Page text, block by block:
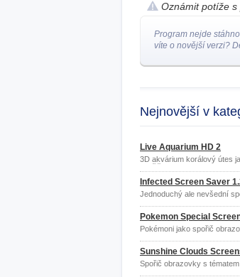
Oznámit potíže s
Program nejde
víte o novější verzi?
Nejnovější v
Live Aquarium HD 2
3D akvárium korálový útes
spořič obrazovky
Infected Screen Saver
Jednoduchý ale nevšední
Pokemon Special
Pokémoni jako spořič
Sunshine Clouds
Spořič obrazovky s tématem